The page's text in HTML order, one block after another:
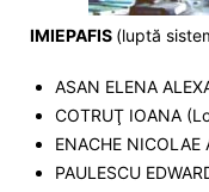
IMIEPAFIS (luptă
ASAN ELENA
COTRUŢ IOANA
ENACHE
PAULESCU